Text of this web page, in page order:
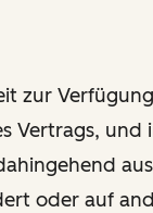
zur
Vertrags,
oder auf